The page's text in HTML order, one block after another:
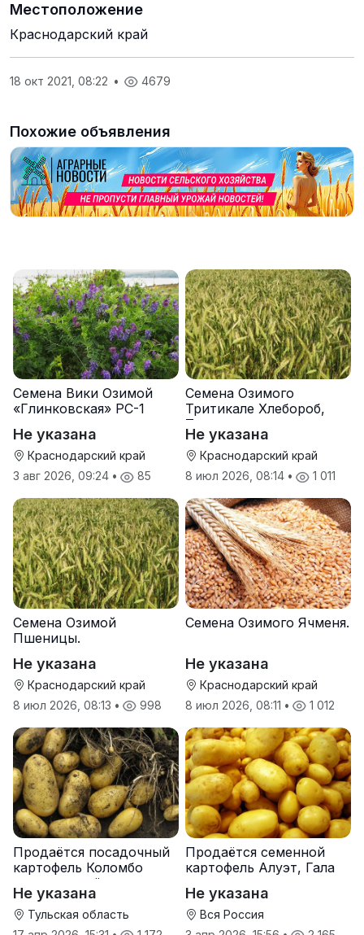
Местоположение
Краснодарский край
18 окт 2021, 08:22 • 4679
Похожие объявления
Семена Вики Озимой
«Глинковская» РС-1
Не указана
Краснодарский край
3 авг 2026, 09:24 • 85
Семена Озимого
Тритикале Хлебороб,
Тихон
Не указана
Краснодарский край
8 июл 2026, 08:14 • 1 011
Семена Озимой
Пшеницы.
Не указана
Краснодарский край
8 июл 2026, 08:13 • 998
Семена Озимого Ячменя.
Не указана
Краснодарский край
8 июл 2026, 08:11 • 1 012
Продаётся посадочный
картофель Коломбо
оптом от трёх тонн
Не указана
Тульская область
Продаётся семенной
картофель Алуэт, Гала
Не указана
Вся Россия